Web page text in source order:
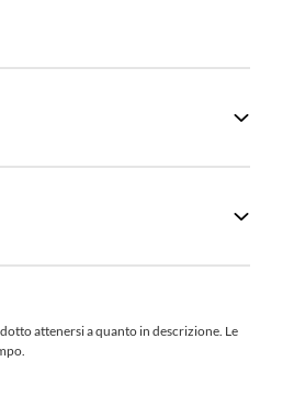
attenersi a quanto in descrizione. Le